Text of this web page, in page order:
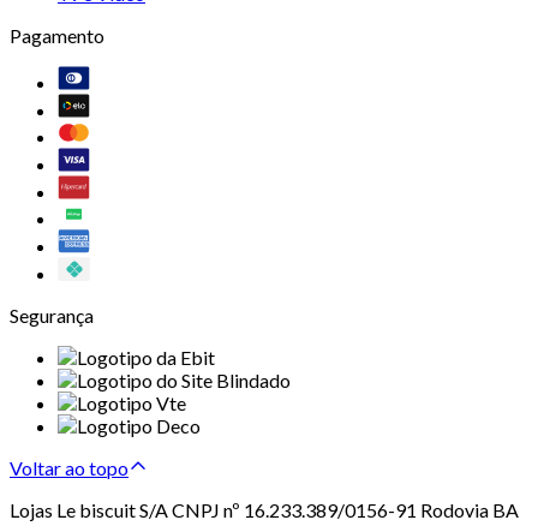
Pagamento
Segurança
Voltar ao topo
Lojas Le biscuit S/A CNPJ nº 16.233.389/0156-91 Rodovia BA